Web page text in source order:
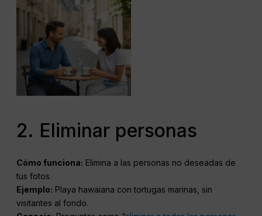
2. Eliminar personas
Cómo funciona: Elimina a las personas no deseadas de
tus fotos.
Ejemplo: Playa hawaiana con tortugas marinas, sin
visitantes al fondo.